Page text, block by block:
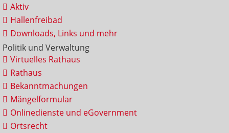
Aktiv
Hallenfreibad
Downloads, Links und mehr
Politik und Verwaltung
Virtuelles Rathaus
Rathaus
Bekanntmachungen
Mängelformular
Onlinedienste und eGovernment
Ortsrecht